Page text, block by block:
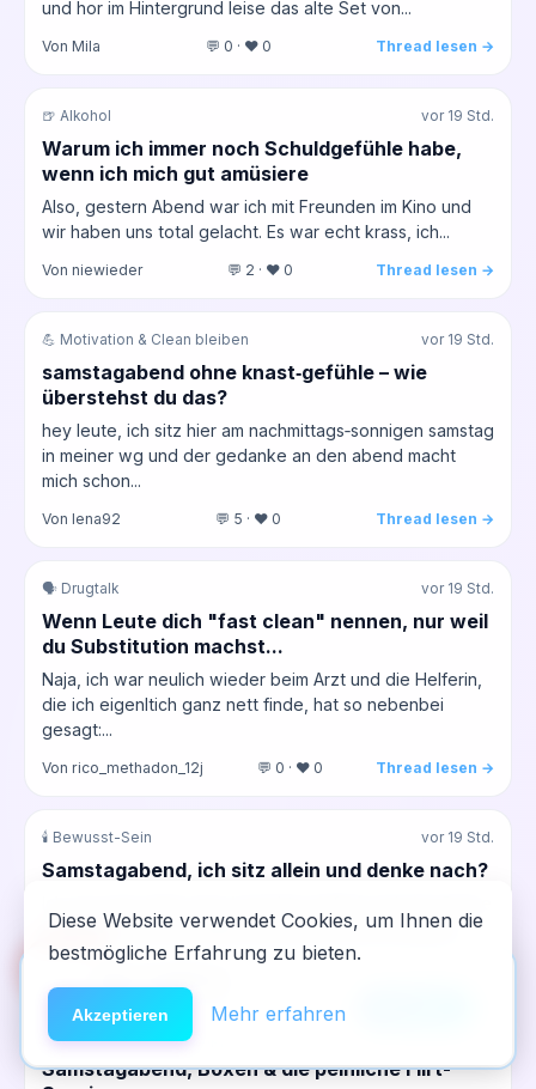
und hor im Hintergrund leise das alte Set von...
Von Mila 💬 0 · ❤️ 0 Thread lesen →
🍺 Alkohol vor 19 Std.
Warum ich immer noch Schuldgefühle habe,
wenn ich mich gut amüsiere
Also, gestern Abend war ich mit Freunden im Kino und
wir haben uns total gelacht. Es war echt krass, ich...
Von niewieder 💬 2 · ❤️ 0 Thread lesen →
💪 Motivation & Clean bleiben vor 19 Std.
samstagabend ohne knast‑gefühle – wie
überstehst du das?
hey leute, ich sitz hier am nachmittags‑sonnigen samstag
in meiner wg und der gedanke an den abend macht
mich schon...
Von lena92 💬 5 · ❤️ 0 Thread lesen →
🗣️ Drugtalk vor 19 Std.
Wenn Leute dich "fast clean" nennen, nur weil
du Substitution machst...
Naja, ich war neulich wieder beim Arzt und die Helferin,
die ich eigenltich ganz nett finde, hat so nebenbei
gesagt:...
Von rico_methadon_12j 💬 0 · ❤️ 0 Thread lesen →
🕯️ Bewusst-Sein vor 19 Std.
Samstagabend, ich sitz allein und denke nach?
vom Forum und von allem. Aber jetzt sitz ich wieder...
Von werner_alte_schule 💬 2 · ❤️ 0
😂 Witziges & Sinnliches
Samstagabend, Boxen & die peinliche Flirt-
🆘Hilfe
NeelixberliN auf dem Homescreen —
wie eine echte App.
Diese Website verwendet Cookies, um Ihnen die
bestmögliche Erfahrung zu bieten.
Akzeptieren Mehr erfahren